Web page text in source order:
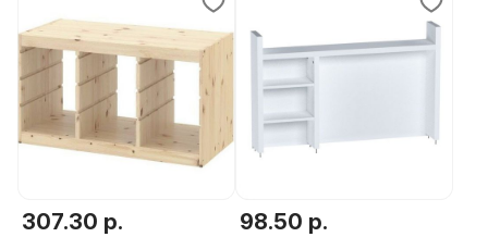
307.30 р. 98.50 р.